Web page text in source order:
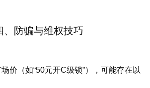
、防骗与维权技巧
价（如“50元开C级锁”），可能存在以